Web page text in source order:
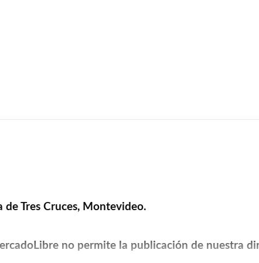
de Tres Cruces, Montevideo.
no permite la publicación de nuestra